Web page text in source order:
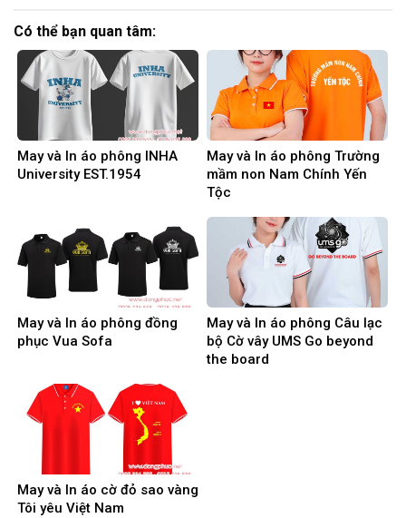
Có thể bạn quan tâm:
May và In áo phông INHA
University EST.1954
May và In áo phông Trường
mầm non Nam Chính Yến
Tộc
May và In áo phông đồng
phục Vua Sofa
May và In áo phông Câu lạc
bộ Cờ vây UMS Go beyond
the board
May và In áo cờ đỏ sao vàng
Tôi yêu Việt Nam